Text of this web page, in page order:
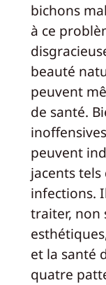
bichons
à ce
beauté
peuvent
de santé.
peuvent
jacents
infections.
traiter, non
et la santé
quatre